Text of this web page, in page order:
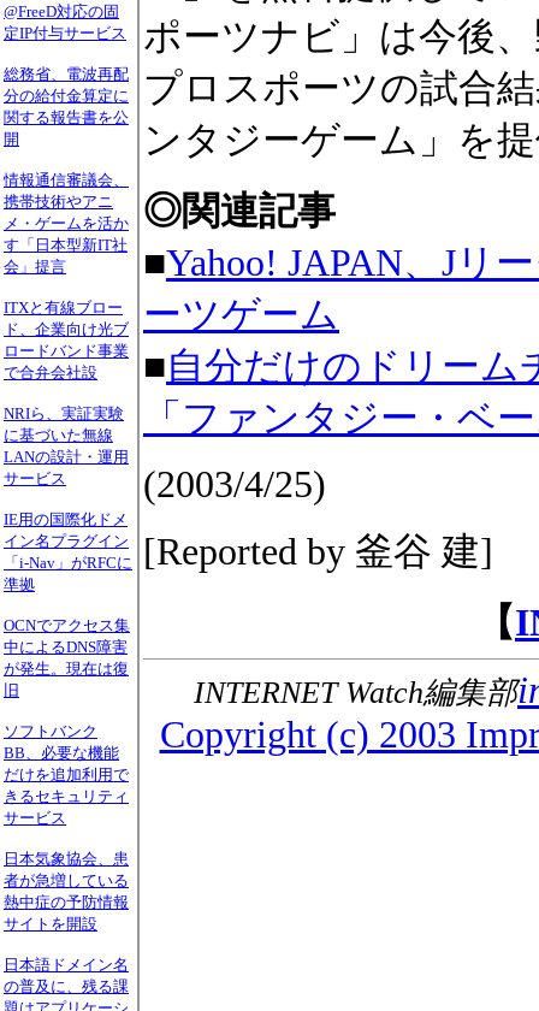
@FreeD対応の固
定IP付与サービス
総務省、電波再配
分の給付金算定に
関する報告書を公
開
情報通信審議会、
携帯技術やアニ
メ・ゲームを活か
す「日本型新IT社
会」提言
ITXと有線ブロー
ド、企業向け光ブ
ロードバンド事業
で合弁会社設
NRIら、実証実験
に基づいた無線
LANの設計・運用
サービス
IE用の国際化ドメ
イン名プラグイン
「i-Nav」がRFCに
準拠
OCNでアクセス集
中によるDNS障害
が発生。現在は復
旧
ソフトバンク
BB、必要な機能
だけを追加利用で
きるセキュリティ
サービス
日本気象協会、患
者が急増している
熱中症の予防情報
サイトを開設
日本語ドメイン名
の普及に、残る課
ポーツナビ」は今後
プロスポーツの試合
ンタジーゲーム」を
◎関連記事
■Yahoo! JAPAN、Jリ
ーツゲーム
■自分だけのドリー
「ファンタジー・ベ
(2003/4/25)
[Reported by 釜谷 建]
【
INTERNET Watch編集部
Copyright (c) 2003